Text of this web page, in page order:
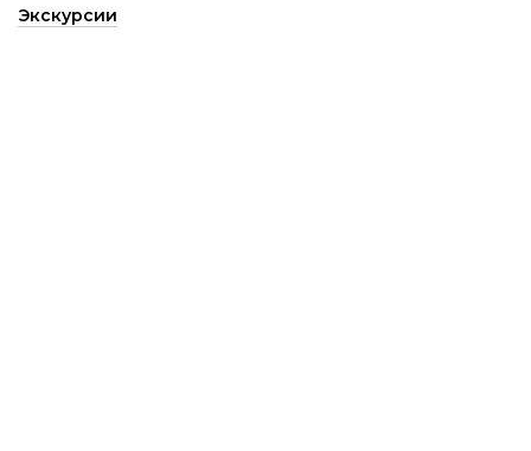
Экскурсии